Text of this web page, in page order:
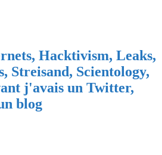
Hacktivism, Leaks,
Streisand, Scientology,
j'avais un Twitter,
blog